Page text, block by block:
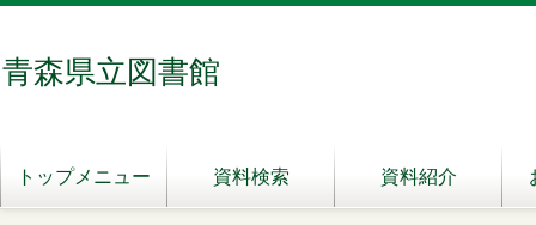
青森県立図書館
トップメニュー 資料検索 資料紹介